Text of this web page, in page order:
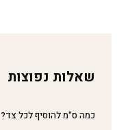
שאלות נפוצות
כמה ס"מ להוסיף לכל צד?